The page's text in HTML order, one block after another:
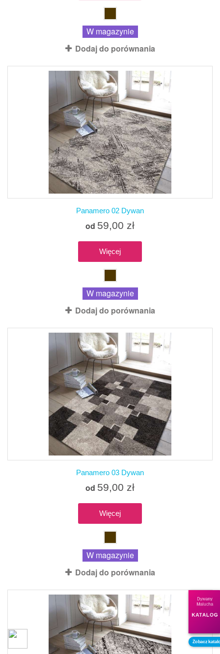
W magazynie
Dodaj do porównania
Panamero 02 Dywan
od 59,00 zł
Więcej
W magazynie
Dodaj do porównania
Panamero 03 Dywan
od 59,00 zł
Więcej
W magazynie
Dodaj do porównania
Dywany
Malucha
KATALOG
Zobacz